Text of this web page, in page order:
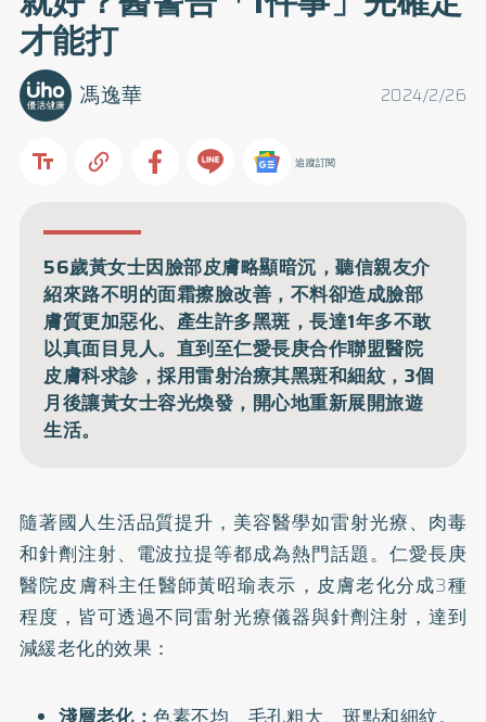
才能打
2024/2/26
馮逸華
追蹤訂閱
56歲黃女士因臉部皮膚略顯暗沉，聽信親友介
紹來路不明的面霜擦臉改善，不料卻造成臉部
膚質更加惡化、產生許多黑斑，長達1年多不敢
以真面目見人。直到至仁愛長庚合作聯盟醫院
皮膚科求診，採用雷射治療其黑斑和細紋，3個
月後讓黃女士容光煥發，開心地重新展開旅遊
生活。
隨著國人生活品質提升，美容醫學如雷射光療、肉毒
和針劑注射、電波拉提等都成為熱門話題。仁愛長庚
醫院皮膚科主任醫師黃昭瑜表示，皮膚老化分成3種
程度，皆可透過不同雷射光療儀器與針劑注射，達到
減緩老化的效果：